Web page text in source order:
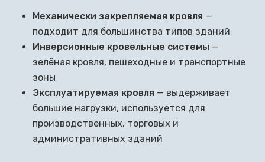
Механически закрепляемая кровля —
подходит для большинства типов зданий
Инверсионные кровельные системы —
зелёная кровля, пешеходные и транспортные
зоны
Эксплуатируемая кровля — выдерживает
большие нагрузки, используется для
производственных, торговых и
административных зданий